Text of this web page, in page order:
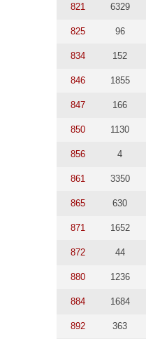
821 6329
825 96
834 152
846 1855
847 166
850 1130
856 4
861 3350
865 630
871 1652
872 44
880 1236
884 1684
892 363